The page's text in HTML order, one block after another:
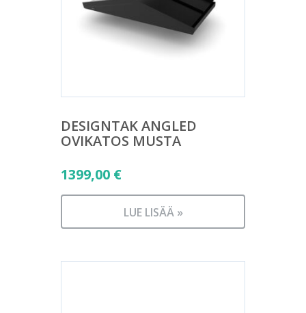
DESIGNTAK ANGLED
OVIKATOS MUSTA
1399,00 €
LUE LISÄÄ »